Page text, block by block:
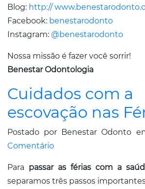
Blog: http://
Facebook: benestarodonto
Instagram: @benestarodonto
Nossa missão é fazer você sorrir!
Benestar Odontologia
Cuidados com a
escovação nas
Postado por Benestar Odonto
Comentário
Para passar as férias com a
separamos três passos